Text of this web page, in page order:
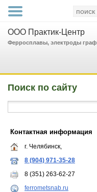
ООО Практик-Центр
Ферросплавы, электроды
Поиск по сайту
Контактная информация
г. Челябинск,
8 (904) 971-35-28
8 (351) 263-62-27
ferrometsnab.ru